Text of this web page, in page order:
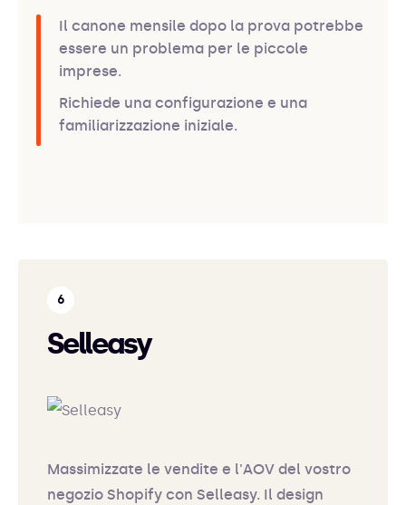
Il canone mensile dopo la prova potrebbe
essere un problema per le piccole
imprese.
Richiede una configurazione e una
familiarizzazione iniziale.
Selleasy
Massimizzate le vendite e l'AOV del vostro
negozio Shopify con Selleasy. Il design